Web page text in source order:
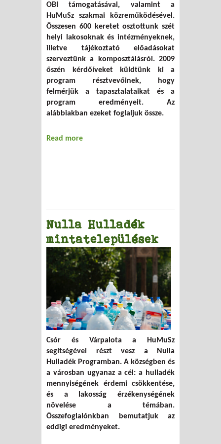
OBI támogatásával, valamint a
HuMuSz szakmai közreműködésével.
Összesen 600 keretet osztottunk szét
helyi lakosoknak és intézményeknek,
illetve tájékoztató előadásokat
szerveztünk a komposztálásról. 2009
őszén kérdőíveket küldtünk ki a
program résztvevőinek, hogy
felmérjük a tapasztalataikat és a
program eredményeit. Az
alábbiakban ezeket foglaljuk össze.
Read more
Nulla Hulladék
mintatelepülések
Csór és Várpalota a HuMuSz
segítségével részt vesz a Nulla
Hulladék Programban. A községben és
a városban ugyanaz a cél: a hulladék
mennyiségének érdemi csökkentése,
és a lakosság érzékenységének
növelése a témában.
Összefoglalónkban bemutatjuk az
eddigi eredményeket.